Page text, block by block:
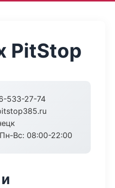
PitStop
533-27-74
Пн-Вс: 08:00-22:00